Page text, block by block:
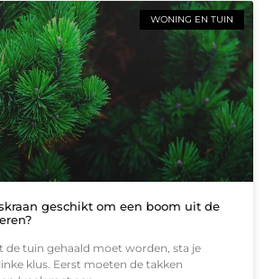
WONING EN TUIN
geschikt om een boom uit de
de tuin gehaald moet worden, sta je
klus. Eerst moeten de takken